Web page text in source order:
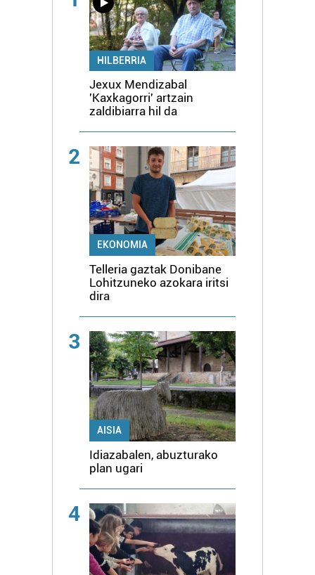
HILBERRIA
Jexux Mendizabal
'Kaxkagorri' artzain
zaldibiarra hil da
2
EKONOMIA
Telleria gaztak Donibane
Lohitzuneko azokara iritsi
dira
3
AISIA
Idiazabalen, abuzturako
plan ugari
4